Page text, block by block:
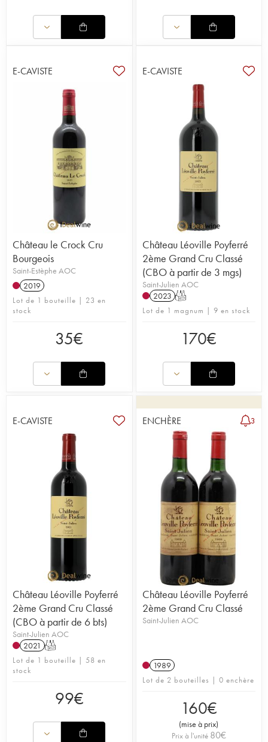
E-CAVISTE
Château le Crock Cru
Bourgeois
Saint-Estèphe AOC
2019
Lot de 1 bouteille | 23 en
stock
35€
E-CAVISTE
Château Léoville Poyferré
2ème Grand Cru Classé
(CBO à partir de 3 mgs)
Saint-Julien AOC
2023 T
Lot de 1 magnum | 9 en stock
170€
E-CAVISTE
Château Léoville Poyferré
2ème Grand Cru Classé
(CBO à partir de 6 bts)
Saint-Julien AOC
2021 T
Lot de 1 bouteille | 58 en
stock
99€
ENCHÈRE 3
Château Léoville Poyferré
2ème Grand Cru Classé
Saint-Julien AOC
1989
Lot de 2 bouteilles | 0 enchère
160€
(mise à prix)
Prix à l'unité 80€